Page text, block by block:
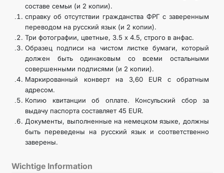
составе семьи (и 2 копии).
справку об отсутствии гражданства ФРГ с заверенным
переводом на русский язык (и 2 копии).
Три фотографии, цветные, 3.5 х 4.5, строго в анфас.
Образец подписи на чистом листке бумаги, который
должен быть одинаковым со всеми остальными
совершенными подписями (и 2 копии).
Маркированный конверт на 3,60 EUR с обратным
адресом.
Копию квитанции об оплате. Консульский сбор за
выдачу паспорта составляет 45 EUR.
Документы, выполненные на немецком языке, должны
быть переведены на русский язык и соответственно
заверены.
Wichtige Information